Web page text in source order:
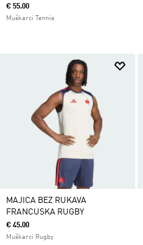
€ 55.00
Muškarci Tennis
MAJICA BEZ RUKAVA
FRANCUSKA RUGBY
€ 45.00
Muškarci Rugby